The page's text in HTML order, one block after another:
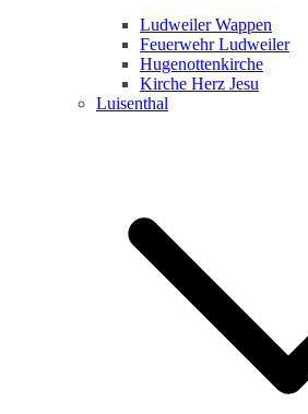
Ludweiler Wappen
Feuerwehr Ludweiler
Hugenottenkirche
Kirche Herz Jesu
Luisenthal